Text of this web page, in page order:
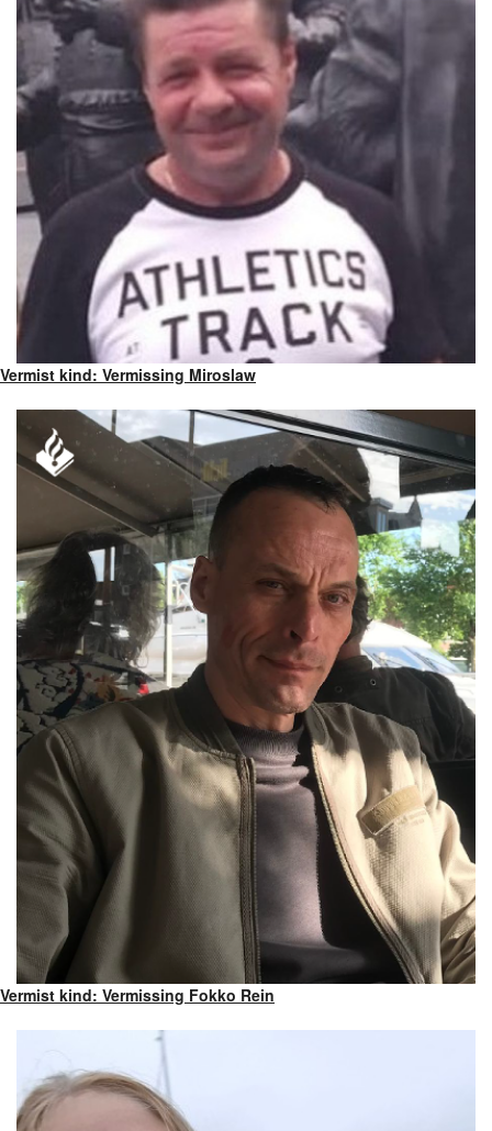
Vermist kind: Vermissing Miroslaw
Vermist kind: Vermissing Fokko Rein